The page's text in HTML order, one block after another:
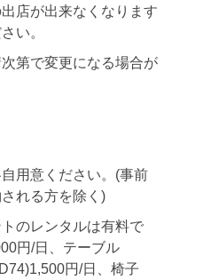
店が出来なくなります
い。
第で変更になる場合が
用意ください。(事前
れる方を除く)
のレンタルは有料で
円/日、テーブル
円/日、椅子